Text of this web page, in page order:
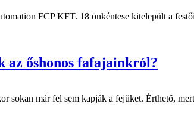
FCP KFT. 18 önkéntese kitelepült a
az őshonos fafajainkról?
sokan már fel sem kapják a fejüket. Érthető,